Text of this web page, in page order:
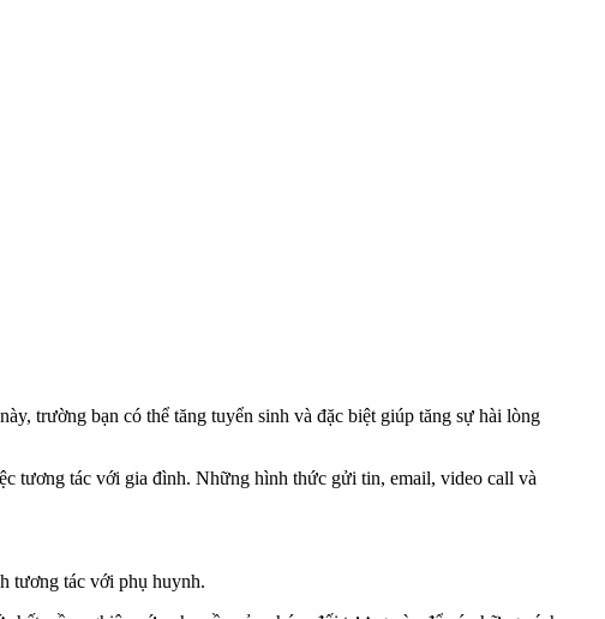
trường bạn có thể tăng tuyển sinh và đặc biệt giúp tăng sự hài lòng
tương tác với gia đình. Những hình thức gửi tin, email, video call và
tương tác với phụ huynh.